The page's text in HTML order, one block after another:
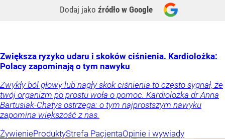
Dodaj jako źródło w Google
Zwiększa ryzyko udaru i skoków ciśnienia. Kardiolożka:
Polacy zapominają o tym nawyku
Zwykły ból głowy lub nagły skok ciśnienia to często sygnał, że
twój organizm po prostu woła o pomoc. Kardiolożka dr Anna
Bartusiak-Chatys ostrzega: o tym najprostszym nawyku
zapomina większość z nas.
ŻywienieProduktyStrefa PacjentaOpinie i wywiady